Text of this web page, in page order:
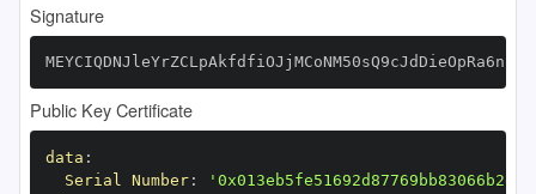
Signature
Public Key Certificate
data :
Serial Number: